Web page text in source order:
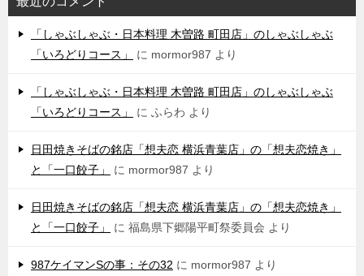
「しゃぶしゃぶ・日本料理 木曽路 町田店」のしゃぶしゃぶ
「いろどりコース」
に mormor987 より
「しゃぶしゃぶ・日本料理 木曽路 町田店」のしゃぶしゃぶ
「いろどりコース」
に ふらわ より
日田焼きそばの銘店「想夫恋 横浜青葉店」の「想夫恋焼き」
と「一口餃子」
に mormor987 より
日田焼きそばの銘店「想夫恋 横浜青葉店」の「想夫恋焼き」
と「一口餃子」
に 福島県下郷陽平町祭委員会 より
987ケイマンSの事：その32 に mormor987 より